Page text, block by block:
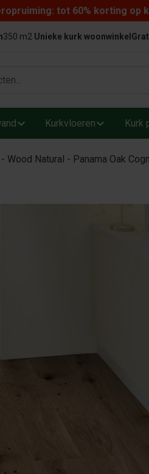
tot 60% korting op
350 m2 Unieke kurk woonwinkel
Kurkvloeren Kurk
Wood Natural - Panama Oak